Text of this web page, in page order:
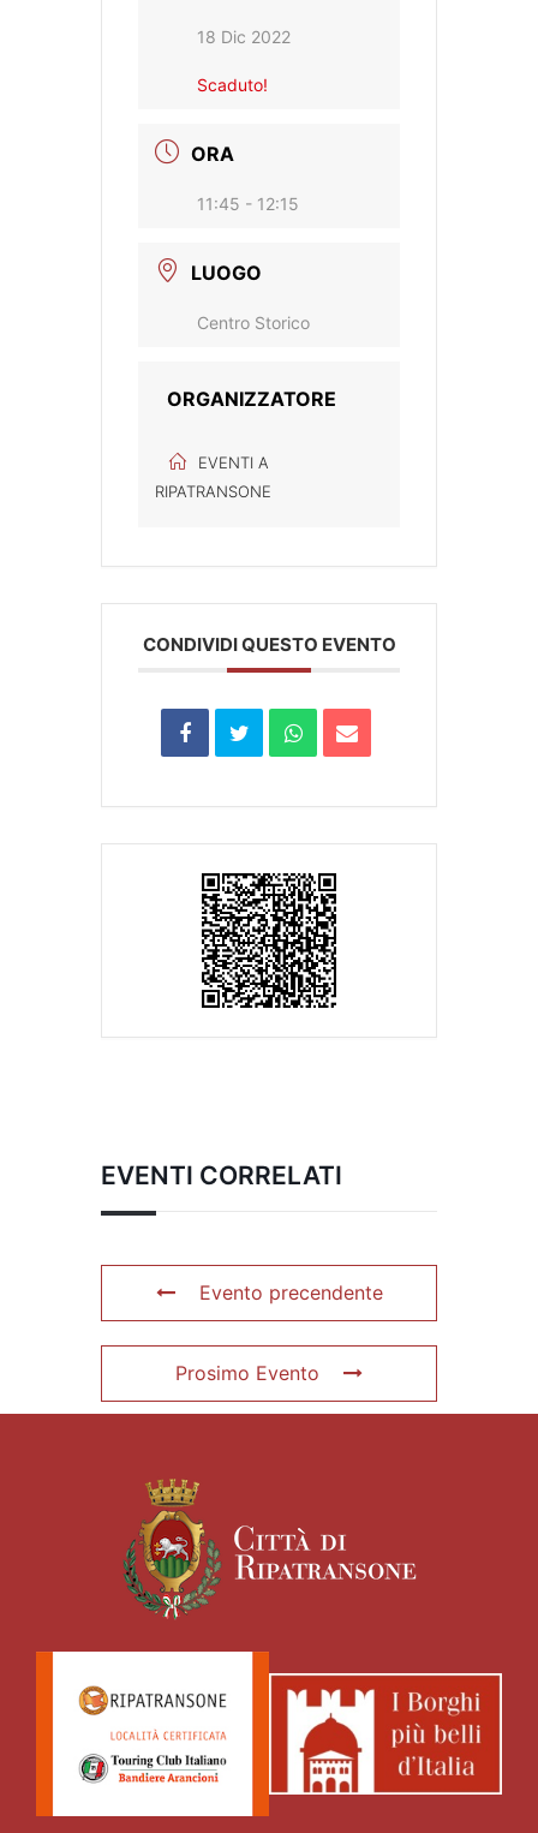
18 Dic 2022
Scaduto!
ORA
11:45 - 12:15
LUOGO
Centro Storico
ORGANIZZATORE
EVENTI A
RIPATRANSONE
CONDIVIDI QUESTO EVENTO
EVENTI CORRELATI
Evento precendente
Prosimo Evento